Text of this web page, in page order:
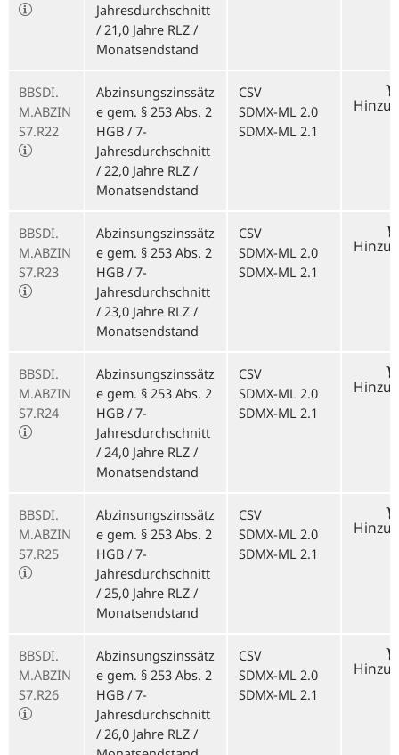
Jahresdurchschnitt
/ 21,0 Jahre RLZ /
Monatsendstand
BBSDI.
M.ABZIN
S7.R22
Abzinsungszinssätz
e gem. § 253 Abs. 2
HGB / 7-
Jahresdurchschnitt
/ 22,0 Jahre RLZ /
Monatsendstand
CSV
SDMX-ML 2.0
SDMX-ML 2.1
BBSDI.
M.ABZIN
S7.R23
Abzinsungszinssätz
e gem. § 253 Abs. 2
HGB / 7-
Jahresdurchschnitt
/ 23,0 Jahre RLZ /
Monatsendstand
CSV
SDMX-ML 2.0
SDMX-ML 2.1
BBSDI.
M.ABZIN
S7.R24
Abzinsungszinssätz
e gem. § 253 Abs. 2
HGB / 7-
Jahresdurchschnitt
/ 24,0 Jahre RLZ /
Monatsendstand
CSV
SDMX-ML 2.0
SDMX-ML 2.1
BBSDI.
M.ABZIN
S7.R25
Abzinsungszinssätz
e gem. § 253 Abs. 2
HGB / 7-
Jahresdurchschnitt
/ 25,0 Jahre RLZ /
Monatsendstand
CSV
SDMX-ML 2.0
SDMX-ML 2.1
BBSDI.
M.ABZIN
S7.R26
Abzinsungszinssätz
e gem. § 253 Abs. 2
HGB / 7-
Jahresdurchschnitt
/ 26,0 Jahre RLZ /
CSV
SDMX-ML 2.0
SDMX-ML 2.1